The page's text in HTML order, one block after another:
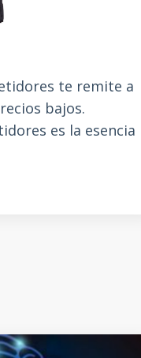
te remite a
bajos.
es la esencia